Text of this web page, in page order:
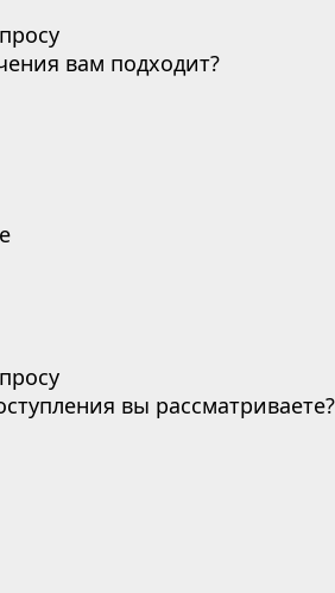
вам подходит?
вы рассматриваете?